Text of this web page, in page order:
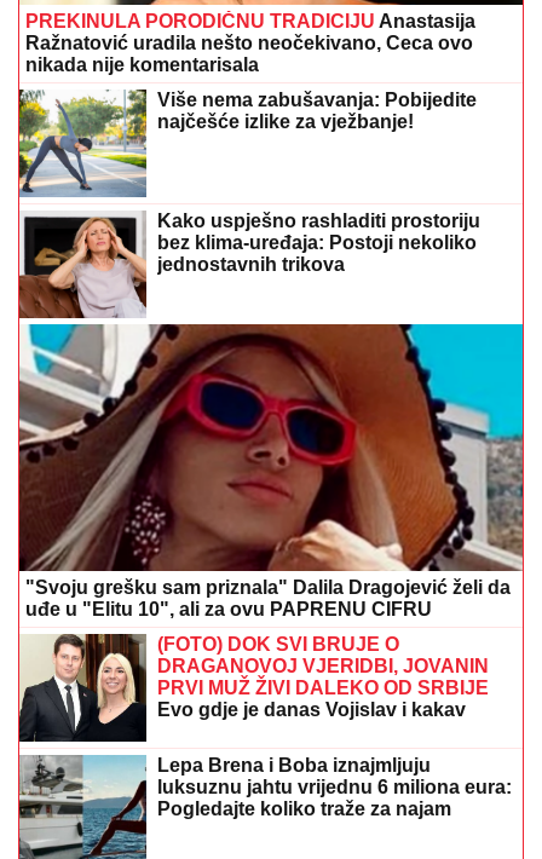
PREKINULA PORODIČNU TRADICIJU Anastasija
Ražnatović uradila nešto neočekivano, Ceca ovo
nikada nije komentarisala
Više nema zabušavanja: Pobijedite
najčešće izlike za vježbanje!
Kako uspješno rashladiti prostoriju
bez klima-uređaja: Postoji nekoliko
jednostavnih trikova
"Svoju grešku sam priznala" Dalila Dragojević želi da
uđe u "Elitu 10", ali za ovu PAPRENU CIFRU
(FOTO) DOK SVI BRUJE O
DRAGANOVOJ VJERIDBI, JOVANIN
PRVI MUŽ ŽIVI DALEKO OD SRBIJE
Evo gdje je danas Vojislav i kakav
Lepa Brena i Boba iznajmljuju
luksuznu jahtu vrijednu 6 miliona eura:
Pogledajte koliko traže za najam